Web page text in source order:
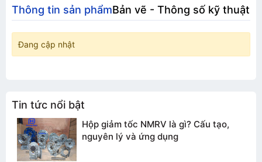
Thông tin sản phẩmBản vẽ - Thông số kỹ thuật
Đang cập nhật
Tin tức nổi bật
Hộp giảm tốc NMRV là gì? Cấu tạo,
nguyên lý và ứng dụng